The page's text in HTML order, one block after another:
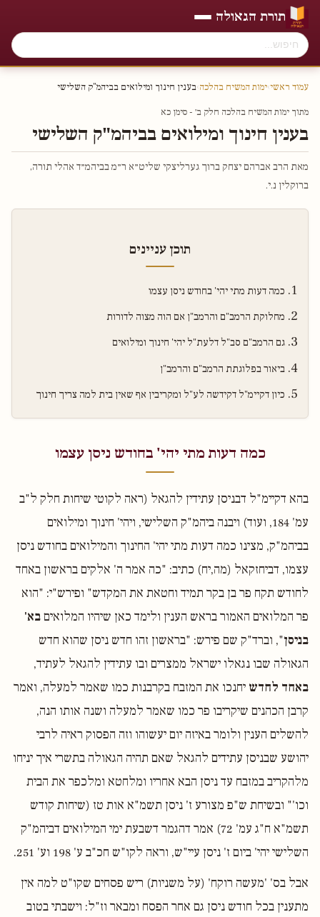
תורת הגאולה
עמוד ראשי›ימות המשיח בהלכה›בענין חינוך ומילואים בביהמ"ק השלישי
מתוך ימות המשיח בהלכה חלק ב׳ - סימן כא
בענין חינוך ומילואים בביהמ"ק השלישי
מאת הרב אברהם יצחק ברוך גערליצקי שליט״א ר״מ בביהמ״ד אהלי תורה,
ברוקלין נ.י.
תוכן עניינים
כמה דעות מתי יהי' בחודש ניסן עצמו
מחלוקת הרמב"ם והרמב"ן אם הוה מצוה לדורות
גם הרמב"ם סב"ל דלעת"ל יהי' חינוך ומילואים
ביאור בפלוגתת הרמב"ם והרמב"ן
כיון דקיימ"ל דקידשה לע"ל ומקריבין אף שאין בית למה צריך חינוך
כמה דעות מתי יהי' בחודש ניסן עצמו
בהא דקיימ"ל דבניסן עתידין להגאל (ראה לקוטי שיחות חלק ל"ב
עמ' 184, ועוד) ויבנה ביהמ"ק השלישי, ויהי' חינוך ומילואים
בביהמ"ק, מצינו כמה דעות מתי יהי' החינוך והמילואים בחודש ניסן
עצמו, דביחזקאל (מה,יח) כתיב: "כה אמר ה' אלקים בראשון באחד
לחודש תקח פר בן בקר תמיד וחטאת את המקדש" ופירש"י: "הוא
פר המלואים האמור בראש הענין ולימד כאן שיהיו המלואיםבא'
בניסן", וברד"ק שם פירש: "בראשון זהו חדש ניסן שהוא חדש
הגאולה שבו נגאלו ישראל ממצרים ובו עתידין להגאל לעתיד,
באחד לחדש יחנכו את המזבח בקרבנות כמו שאמר למעלה, ואמר
קרבן הכהנים שיקריבו פר כמו שאמר למעלה ושנה אותו הנה,
להשלים הענין ולומר באיזה יום יעשוהו וזה הפסוק ראיה לרבי
יהושע שבניסן עתידים להגאל שאם תהיה הגאולה בתשרי איך יניחו
מלהקריב במזבח עד ניסן הבא אחריו ומלחטא ומלכפר את הבית
וכו'" ובשיחת ש"פ מצורע ז' ניסן תשמ"א אות טז (שיחות קודש
תשמ"א ח"ג עמ' 72) אמר דהגמר דשבעת ימי המילואים דביהמ"ק
השלישי יהי' ביום ז' ניסן עיי"ש, וראה לקו"ש חכ"ב ע' 198 וע' 251.
אבל בס' 'מעשה רוקח' (על משניות) ריש פסחים שקו"ט למה אין
מתענין בכל חודש ניסן גם אחר הפסח ומבאר וז"ל: וישבתי בטוב